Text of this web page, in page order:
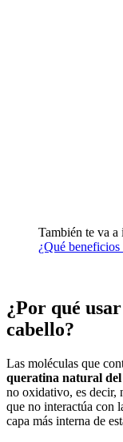
También te va a
¿Qué beneficios
¿Por qué
cabello?
Las moléculas que
queratina natural del
no oxidativo, es decir,
que no interactúa con
capa más interna de